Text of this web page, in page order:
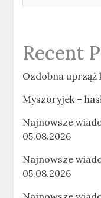
Recent
Ozdobna uprząż
Myszoryjek –
Najnowsze
05.08.2026
Najnowsze
05.08.2026